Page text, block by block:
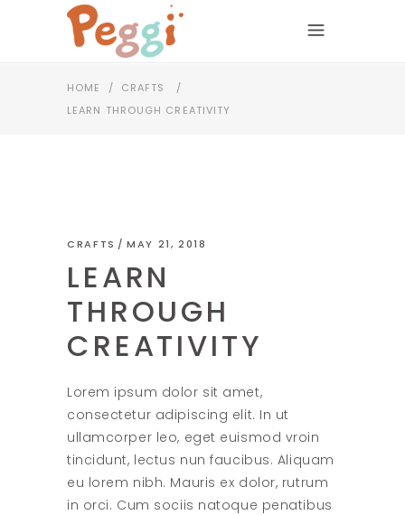
HOME / CRAFTS
/
LEARN THROUGH CREATIVITY
CRAFTS MAY 21, 2018
LEARN
THROUGH
CREATIVITY
Lorem ipsum dolor sit amet,
consectetur adipiscing elit. In ut
ullamcorper leo, eget euismod vroin
tincidunt, lectus nun faucibus. Aliquam
eu lorem nibh. Mauris ex dolor, rutrum
in orci. Cum sociis natoque penatibus